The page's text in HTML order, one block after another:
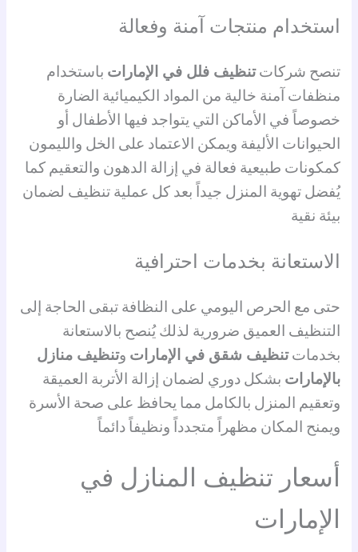
استخدام منتجات آمنة وفعالة
تنصح شركاتتنظيف فلل في الإمارات باستخدام
منظفات آمنة خالية من المواد الكيميائية الضارة
خصوصاً في الأماكن التي يتواجد فيها الأطفال أو
الحيوانات الأليفة ويمكن الاعتماد على الخل والليمون
كمكونات طبيعية فعالة في إزالة الدهون والتعقيم كما
يُفضل تهوية المنزل جيداً بعد كل عملية تنظيف لضمان
بيئة نقية
الاستعانة بخدمات احترافية
حتى مع الحرص اليومي على النظافة تبقى الحاجة إلى
التنظيف العميق ضرورية لذلك يُنصح بالاستعانة
بخدماتتنظيف شقق في الإمارات وتنظيف منازل
بالإمارات بشكل دوري لضمان إزالة الأتربة العميقة
وتعقيم المنزل بالكامل مما يحافظ على صحة الأسرة
ويمنح المكان مظهراً متجدداً ونظيفاً دائماً
أسعار تنظيف المنازل في
الإمارات